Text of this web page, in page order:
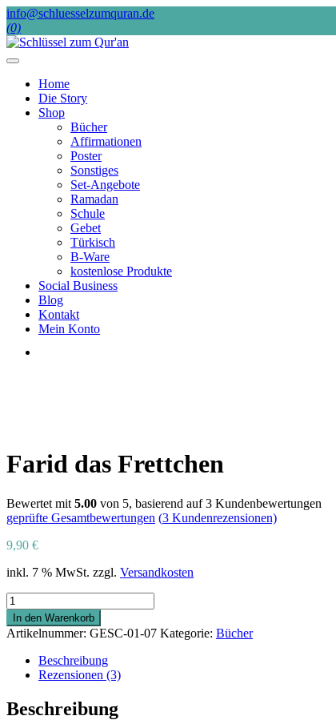
Skip
to
content
info@schluesselzumquran.de
(0)
Home
Die Story
Shop
Bücher
Affirmationen
Poster
Sonstiges
Set-Angebote
Ramadan
Schule
Gebet
Türkisch
B-Ware
kostenlose Produkte
Social Business
Blog
Kontakt
Mein Konto
Farid das Frettchen
Bewertet mit 5.00 von 5, basierend auf3 Kundenbewertungen
geprüfte Gesamtbewertungen (3 Kundenrezensionen)
9,90 €
inkl. 7 % MwSt. zzgl. Versandkosten
Farid
das
Frettchen
Menge
In den Warenkorb
Artikelnummer: GESC-01-07 Kategorie: Bücher
Beschreibung
Rezensionen (3)
Beschreibung